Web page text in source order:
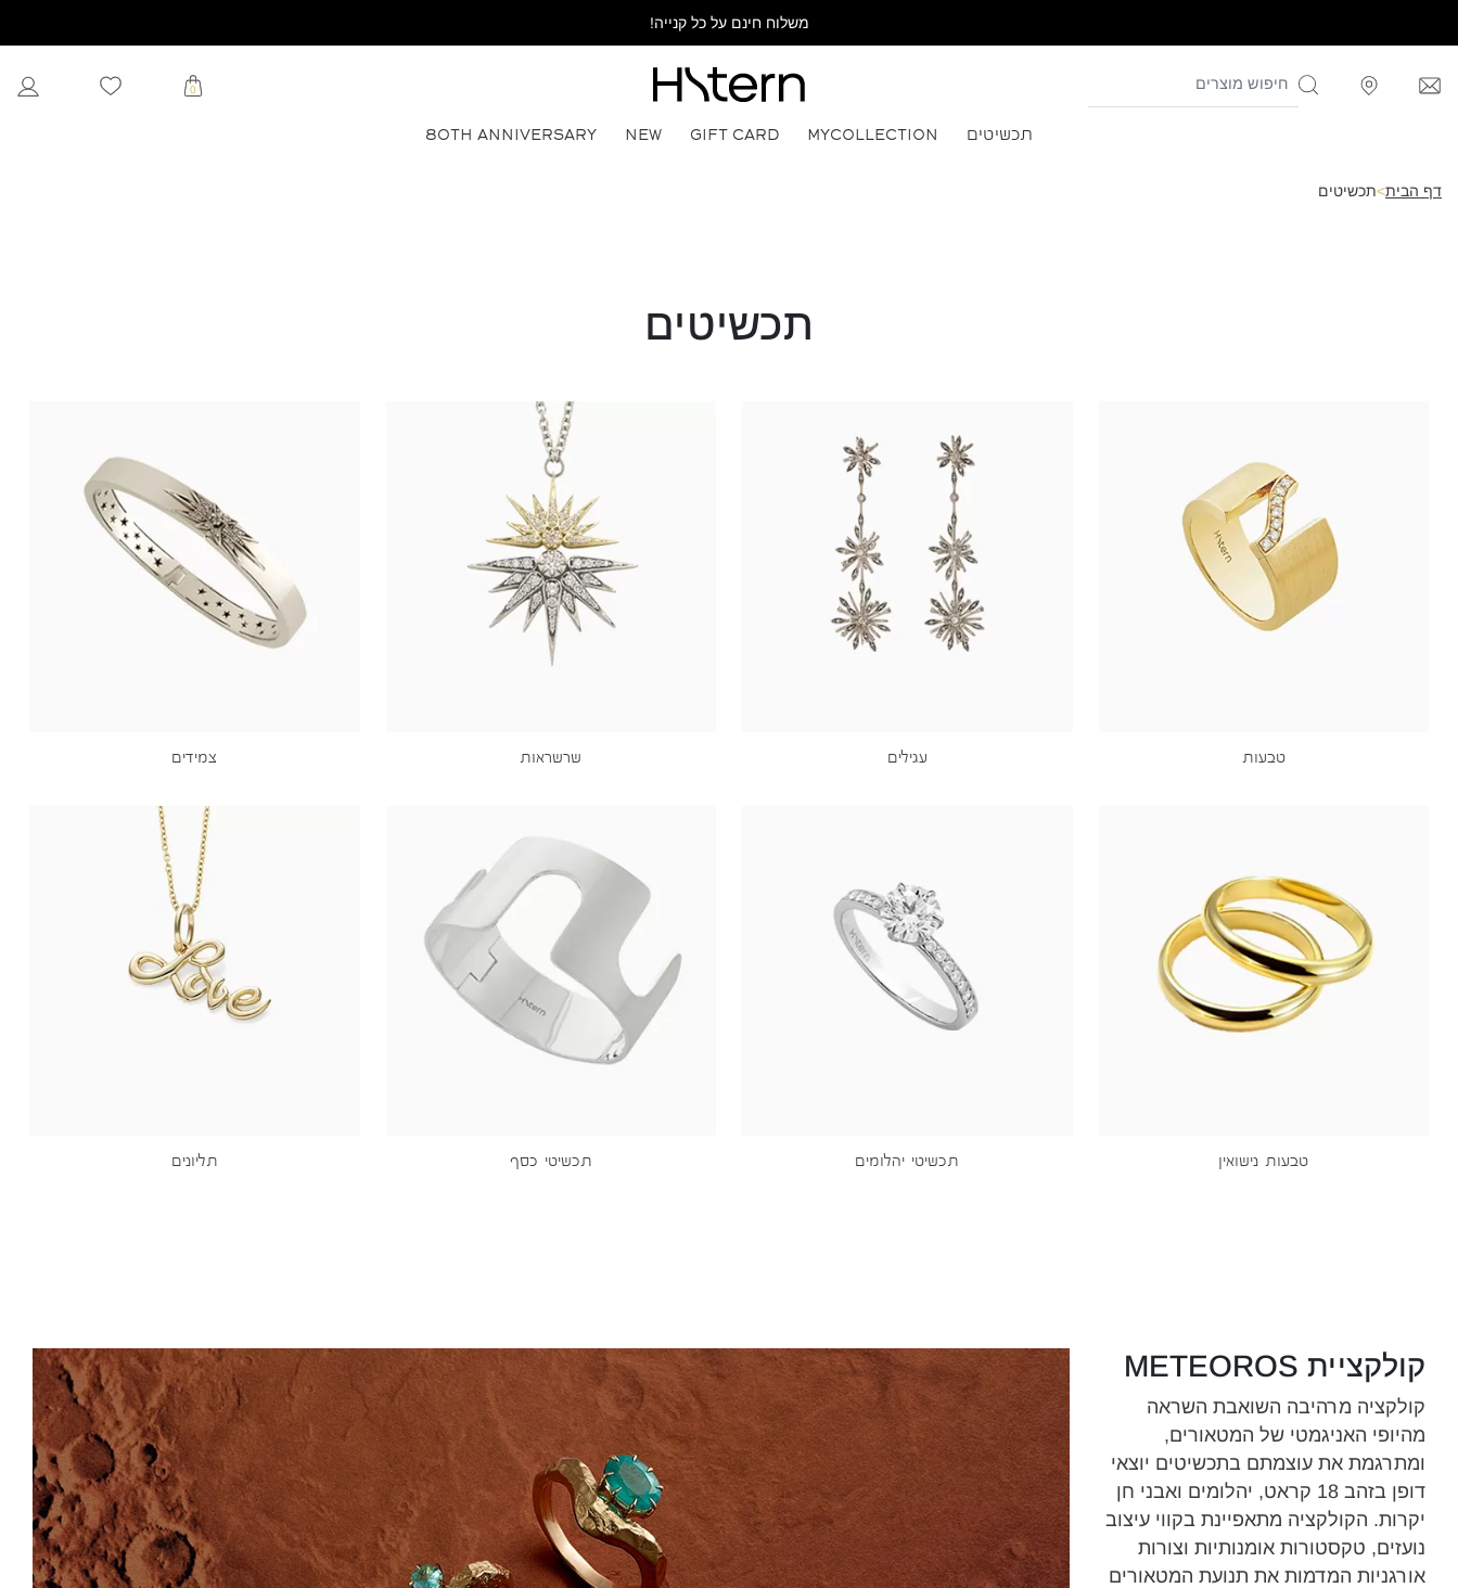
משלוח חינם על כל קנייה!
0
תכשיטים MYCOLLECTION
GIFT CARD
NEW
80TH ANNIVERSARY
דף הבית>תכשיטים
תכשיטים
צמידים שרשראות עגילים טבעות
תליונים תכשיטי כסף תכשיטי יהלומים טבעות נישואין
קולקציית METEOROS
קולקציה מרהיבה השואבת השראה
מהיופי האניגמטי של המטאורים,
ומתרגמת את עוצמתם בתכשיטים יוצאי
דופן בזהב 18 קראט, יהלומים ואבני חן
יקרות. הקולקציה מתאפיינת בקווי עיצוב
נועזים, טקסטורות אומנותיות וצורות
אורגניות המדמות את תנועת המטאורים